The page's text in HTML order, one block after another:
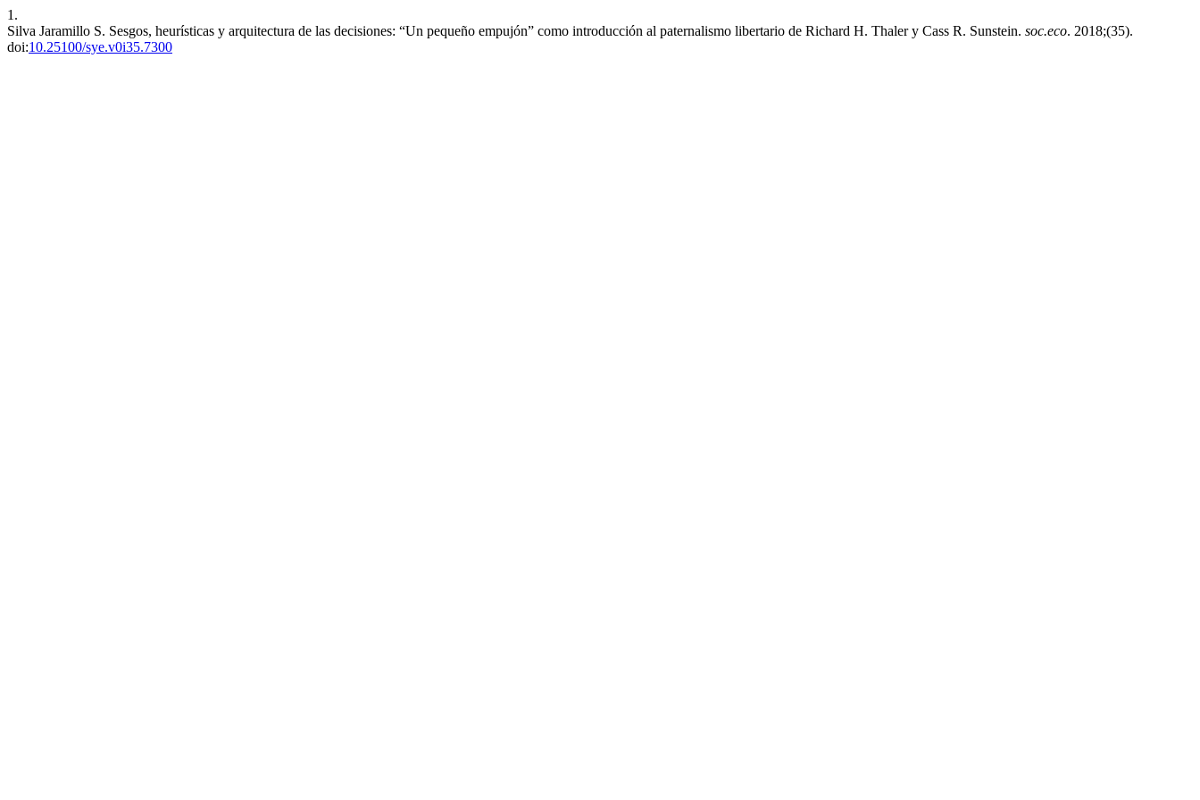
1.
Silva Jaramillo S. Sesgos, heurísticas y arquitectura de las decisiones: “Un pequeño empujón” como introducción al paternalismo libertario de Richard H. Thaler y Cass R. Sunstein. soc.eco. 2018;(35).
doi:10.25100/sye.v0i35.7300